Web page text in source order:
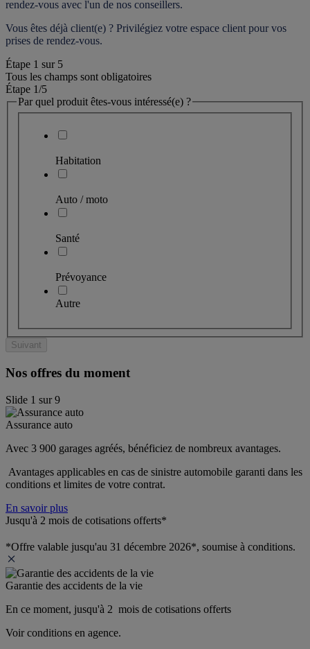
rendez-vous avec l'un de nos conseillers.
Vous êtes déjà client(e) ? Privilégiez votre espace client pour vos
prises de rendez-vous.
Étape 1 sur 5
Tous les champs sont obligatoires
Étape 1/5
Par quel produit êtes-vous intéressé(e) ?
Habitation
Auto / moto
Santé
Prévoyance
Autre
Suivant
Nos offres du moment
Slide 1 sur9
Assurance auto
Avec 3 900 garages agréés, bénéficiez de nombreux avantages.
Avantages applicables en cas de sinistre automobile garanti dans les
conditions et limites de votre contrat.
En savoir plus
Jusqu'à 2 mois de cotisations offerts*
*Offre valable jusqu'au 31 décembre 2026*, soumise à conditions.
Garantie des accidents de la vie
En ce moment, jusqu'à 2  mois de cotisations offerts
Voir conditions en agence.